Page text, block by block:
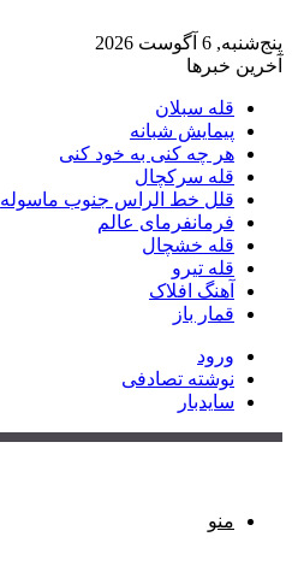
پنج‌شنبه, 6 آگوست 2026
آخرین خبرها
قله سبلان
پیمایش شبانه
هر چه کنی به خود کنی
قله سرکچال
قلل خط الراس جنوب ماسوله
فرمانفرمای عالم
قله خشچال
قله تیرو
آهنگ افلاک
قمار باز
ورود
نوشته تصادفی
سایدبار
منو